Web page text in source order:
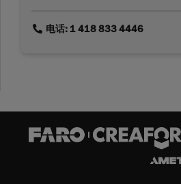
link电话: 1 418 833 4446